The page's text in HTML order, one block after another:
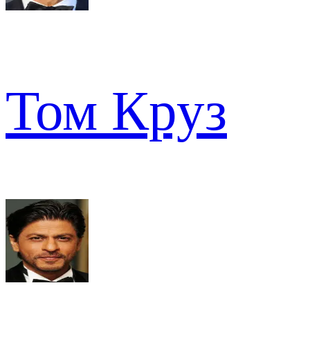
Том Круз